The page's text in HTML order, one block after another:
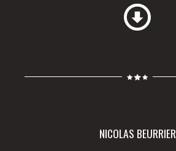
NICOLAS BEURRIER